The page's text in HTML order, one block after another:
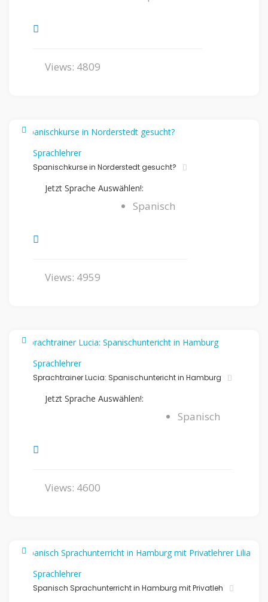
Views: 4809
Sprachlehrer
Spanischkurse in Norderstedt gesucht?
Jetzt Sprache Auswählen!:
Spanisch
Views: 4959
Sprachlehrer
Sprachtrainer Lucia: Spanischuntericht in Hamburg
Jetzt Sprache Auswählen!:
Spanisch
Views: 4600
Sprachlehrer
Spanisch Sprachunterricht in Hamburg mit Privatleh